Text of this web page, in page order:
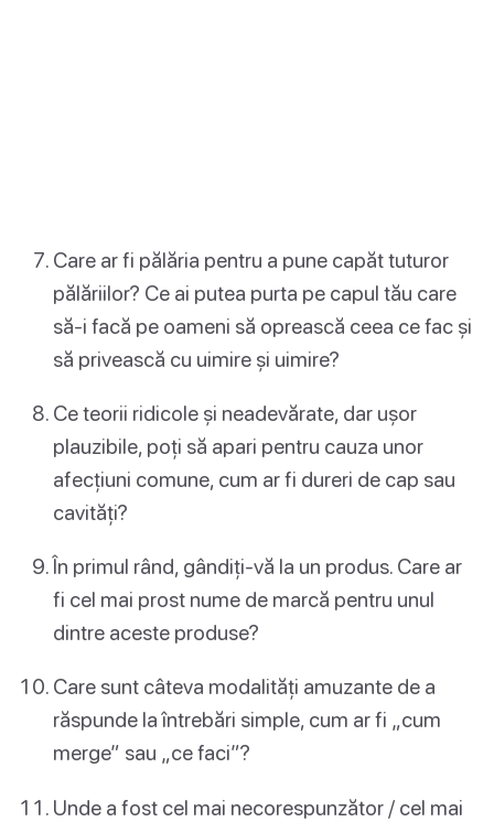
Care ar fi pălăria pentru a pune capăt tuturor
pălăriilor? Ce ai putea purta pe capul tău care
să-i facă pe oameni să oprească ceea ce fac și
să privească cu uimire și uimire?
Ce teorii ridicole și neadevărate, dar ușor
plauzibile, poți să apari pentru cauza unor
afecțiuni comune, cum ar fi dureri de cap sau
cavități?
În primul rând, gândiți-vă la un produs. Care ar
fi cel mai prost nume de marcă pentru unul
dintre aceste produse?
Care sunt câteva modalități amuzante de a
răspunde la întrebări simple, cum ar fi „cum
merge” sau „ce faci”?
Unde a fost cel mai necorespunzător / cel mai